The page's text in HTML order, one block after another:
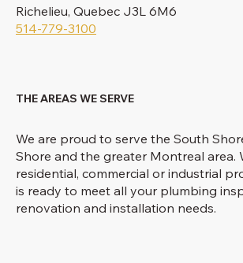
Richelieu, Quebec J3L 6M6
514-779-3100
THE AREAS WE SERVE
We are proud to serve the South
Shore and the greater Montreal area.
residential, commercial or industrial
is ready to meet all your plumbing
renovation and installation needs.